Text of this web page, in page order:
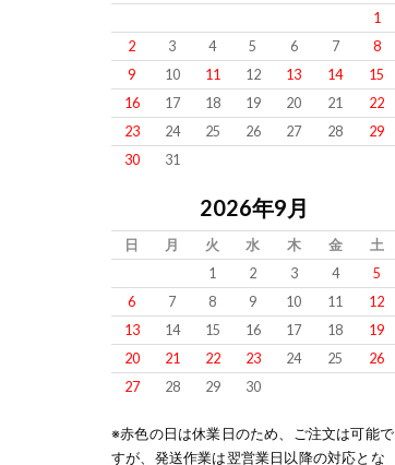
1
2
3 4 5 6 7
8
9
10 11 12 13 14
15
16
17 18 19 20 21
22
23
24 25 26 27 28
29
30
31
2026年9月
日 月 火 水 木 金
土
1
2 3 4
5
6
7 8 9 10 11
12
13
14 15 16 17 18
19
20
21 22 23 24 25
26
27
28 29 30
※赤色の日は休業日のため、ご注文は可能で
すが、発送作業は翌営業日以降の対応とな